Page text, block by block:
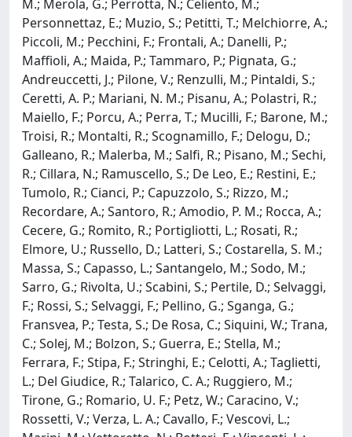
M.; Merola, G.; Perrotta, N.; Celiento, M.;
Personnettaz, E.; Muzio, S.; Petitti, T.; Melchiorre, A.;
Piccoli, M.; Pecchini, F.; Frontali, A.; Danelli, P.;
Maffioli, A.; Maida, P.; Tammaro, P.; Pignata, G.;
Andreuccetti, J.; Pilone, V.; Renzulli, M.; Pintaldi, S.;
Ceretti, A. P.; Mariani, N. M.; Pisanu, A.; Polastri, R.;
Maiello, F.; Porcu, A.; Perra, T.; Mucilli, F.; Barone, M.;
Troisi, R.; Montalti, R.; Scognamillo, F.; Delogu, D.;
Galleano, R.; Malerba, M.; Salfi, R.; Pisano, M.; Sechi,
R.; Cillara, N.; Ramuscello, S.; De Leo, E.; Restini, E.;
Tumolo, R.; Cianci, P.; Capuzzolo, S.; Rizzo, M.;
Recordare, A.; Santoro, R.; Amodio, P. M.; Rocca, A.;
Cecere, G.; Romito, R.; Portigliotti, L.; Rosati, R.;
Elmore, U.; Russello, D.; Latteri, S.; Costarella, S. M.;
Massa, S.; Capasso, L.; Santangelo, M.; Sodo, M.;
Sarro, G.; Rivolta, U.; Scabini, S.; Pertile, D.; Selvaggi,
F.; Rossi, S.; Selvaggi, F.; Pellino, G.; Sganga, G.;
Fransvea, P.; Testa, S.; De Rosa, C.; Siquini, W.; Trana,
C.; Solej, M.; Bolzon, S.; Guerra, E.; Stella, M.;
Ferrara, F.; Stipa, F.; Stringhi, E.; Celotti, A.; Taglietti,
L.; Del Giudice, R.; Talarico, C. A.; Ruggiero, M.;
Tirone, G.; Romario, U. F.; Petz, W.; Caracino, V.;
Rossetti, V.; Verza, L. A.; Cavallo, F.; Vescovi, L.;